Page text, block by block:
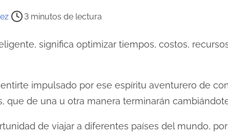
3 minutos de lectura
significa optimizar tiempos, costos,
impulsado por ese espíritu aventurero de
que de una u otra manera terminarán
de viajar a diferentes países del mundo,